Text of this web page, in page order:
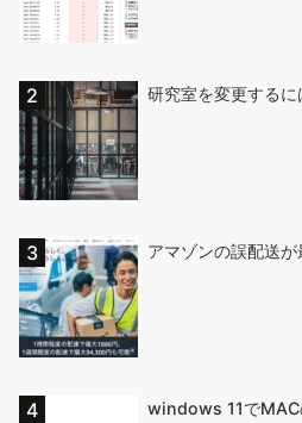
研究室を変更する
アマゾンの誤配送
windows 11でMAC